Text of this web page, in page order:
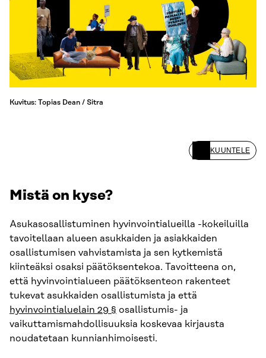
Kuvitus: Topias Dean / Sitra
KUUNTELE
Mistä on kyse?
Asukasosallistuminen hyvinvointialueilla -kokeiluilla
tavoitellaan alueen asukkaiden ja asiakkaiden
osallistumisen vahvistamista ja sen kytkemistä
kiinteäksi osaksi päätöksentekoa. Tavoitteena on,
että hyvinvointialueen päätöksenteon rakenteet
tukevat asukkaiden osallistumista ja että
hyvinvointialuelain 29 § osallistumis- ja
vaikuttamismahdollisuuksia koskevaa kirjausta
noudatetaan kunnianhimoisesti.